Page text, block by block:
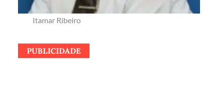
Itamar Ribeiro
PUBLICIDADE